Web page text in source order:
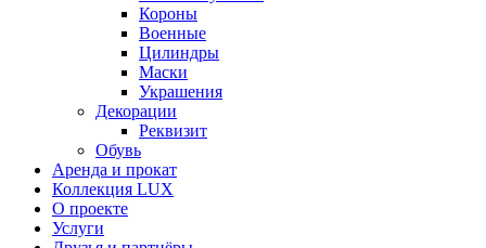
Короны
Военные
Цилиндры
Маски
Украшения
Декорации
Реквизит
Обувь
Аренда и прокат
Коллекция LUX
О проекте
Услуги